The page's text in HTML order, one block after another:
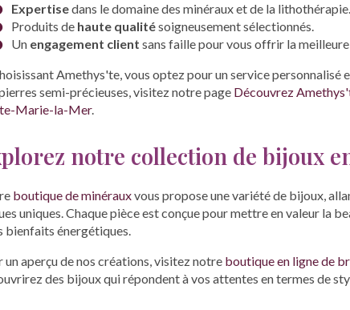
Expertisedans le domaine des minéraux et de la lithothérapie.
Produits de haute qualitésoigneusement sélectionnés.
Un engagement client sans faille pour vous offrir la
Amethys'te, vous optez pour un service personnalisé
semi-précieuses, visitez notre page Découvrez
Marie-la-Mer.
notre collection de bijoux
boutique de minérauxvous propose une variété de bijoux,
uniques. Chaque pièce est conçue pour mettre en valeur la
bienfaits énergétiques.
un aperçu de nos créations, visitez notre boutique en ligne de
des bijoux qui répondent à vos attentes en termes de